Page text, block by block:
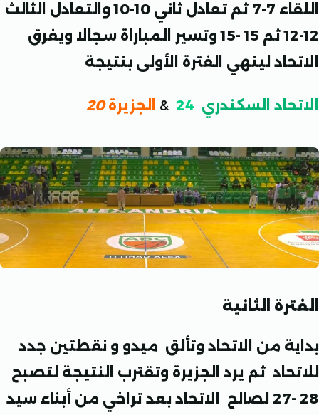
اللقاء 7-7 ثم تعادل ثاني 10-10 والتعادل الثالث
12-12 ثم 15 -15 وتسير المباراة سجالا ويفرق
لينهي الفترة الأولى بنتيجة
السكندري 24
&الجزيرة20
الثانية
من الاتحاد وتألق ميدو و نقطتين جدد
ثم يرد الجزيرة وتقترب النتيجة لتصبح
28 -27 لصالح الاتحاد بعد تراخي من أبناء سيد